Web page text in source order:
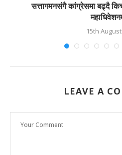
सत्तागमनसंगै कांग्रेसमा बढ्दै
15th
LEAVE A